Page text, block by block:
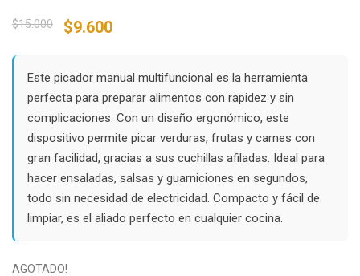
$15.000
Original
$15.000.
$9.600Current
$9.600.
Este picador manual multifuncional es la herramienta
perfecta para preparar alimentos con rapidez y sin
complicaciones. Con un diseño ergonómico, este
dispositivo permite picar verduras, frutas y carnes con
gran facilidad, gracias a sus cuchillas afiladas. Ideal para
hacer ensaladas, salsas y guarniciones en segundos,
todo sin necesidad de electricidad. Compacto y fácil de
limpiar, es el aliado perfecto en cualquier cocina.
AGOTADO!